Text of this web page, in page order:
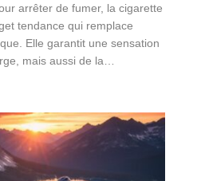
arrêter de fumer, la cigarette
tendance qui remplace
Elle garantit une sensation
mais aussi de la…